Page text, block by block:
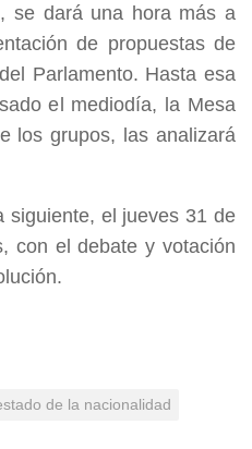
se dará una hora más a
de propuestas de
Parlamento. Hasta esa
el mediodía, la Mesa
los grupos, las analizará
siguiente, el jueves 31 de
con el debate y votación
de la nacionalidad